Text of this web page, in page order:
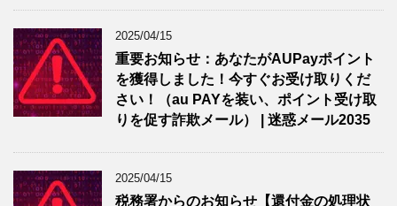
2025/04/15
重要お知らせ：あなたがAUPayポイント
を獲得しました！今すぐお受け取りくだ
さい！（au PAYを装い、ポイント受け取
りを促す詐欺メール） | 迷惑メール2035
2025/04/15
税務署からのお知らせ【還付金の処理状